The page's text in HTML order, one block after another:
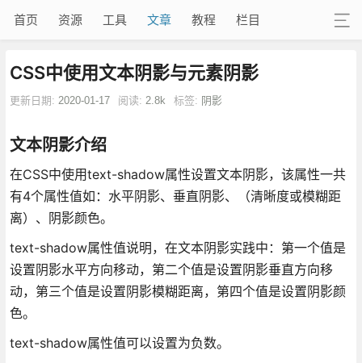
首页 资源 工具 文章 教程 栏目
CSS中使用文本阴影与元素阴影
更新日期: 2020-01-17 阅读: 2.8k 标签: 阴影
文本阴影介绍
在CSS中使用text-shadow属性设置文本阴影，该属性一共
有4个属性值如：水平阴影、垂直阴影、（清晰度或模糊距
离）、阴影颜色。
text-shadow属性值说明，在文本阴影实践中：第一个值是
设置阴影水平方向移动，第二个值是设置阴影垂直方向移
动，第三个值是设置阴影模糊距离，第四个值是设置阴影颜
色。
text-shadow属性值可以设置为负数。